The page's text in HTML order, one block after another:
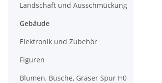
Landschaft und Ausschmückung
Gebäude
Elektronik und Zubehör
Figuren
Blumen, Büsche, Gräser Spur H0